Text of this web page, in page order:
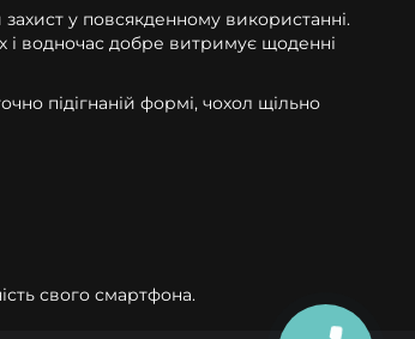
у повсякденному використанні.
і водночас добре витримує щоденні
підігнаній формі, чохол щільно
свого смартфона.